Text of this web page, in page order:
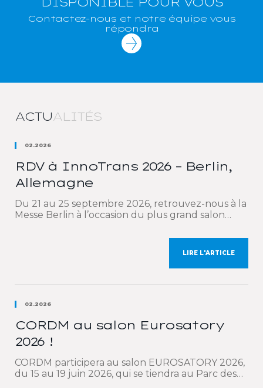
Contactez-nous et notre équipe vous
répondra
ACTUALITÉS
02.2026
RDV à InnoTrans 2026 – Berlin,
Allemagne
Du 21 au 25 septembre 2026, retrouvez-nous à la
Messe Berlin à l’occasion du plus grand salon
InnoTrans. Nous sommes heureux de renouveler
notre participation à cet événement
majeurs du transport ferroviaire et de la mobilité.
LIRE L'ARTICLE
02.2026
CORDM au salon Eurosatory
2026 !
CORDM participera au salon EUROSATORY 2026,
du 15 au 19 juin 2026, qui se tiendra au Parc des